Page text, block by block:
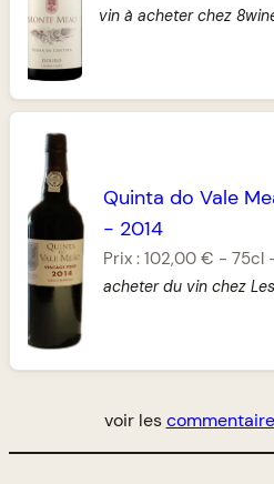
vin à acheter chez
Quinta do Vale
- 2014
Prix : 102,00 € - 75cl
acheter du vin chez
voir les